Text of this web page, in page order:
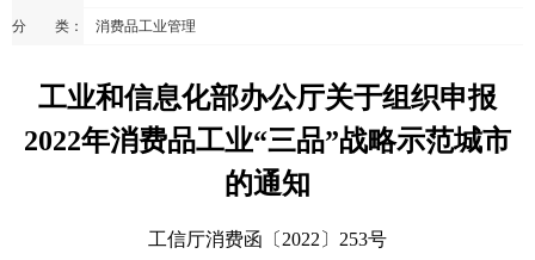
分 类： 消费品工业管理
工业和信息化部办公厅关于组织申报
2022年消费品工业“三品”战略示范城市
的通知
工信厅消费函〔2022〕253号